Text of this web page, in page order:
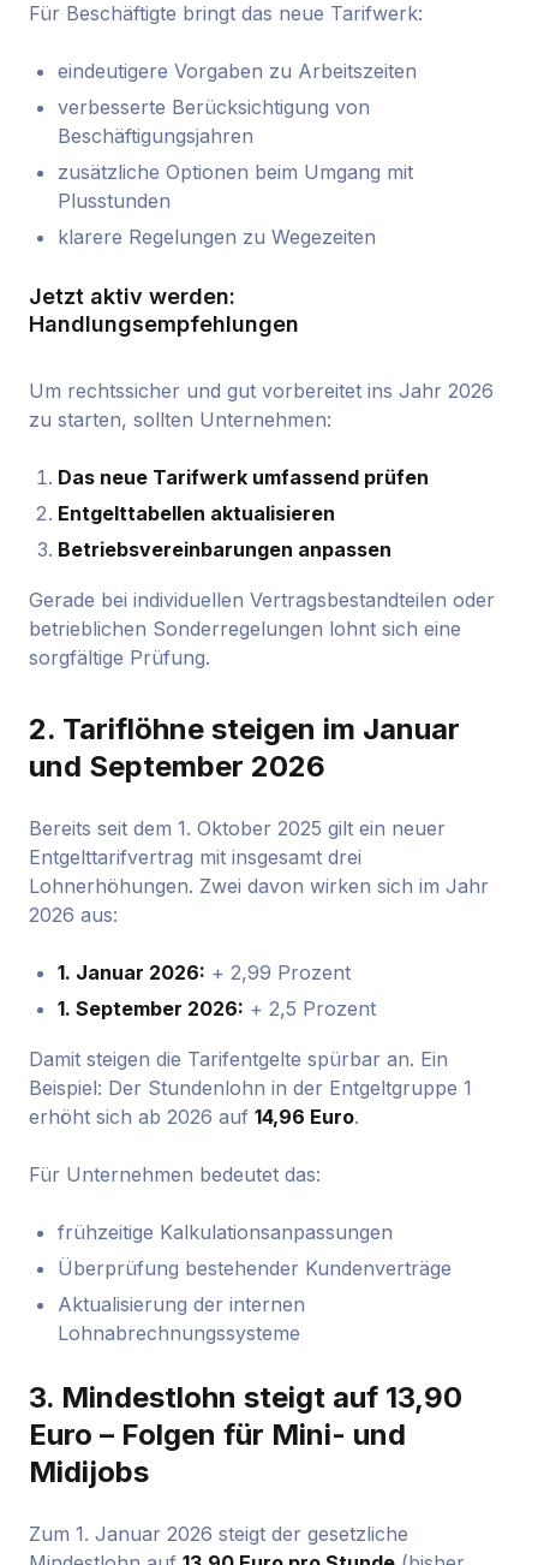
Für Beschäftigte bringt das neue Tarifwerk:
eindeutigere Vorgaben zu Arbeitszeiten
verbesserte Berücksichtigung von
Beschäftigungsjahren
zusätzliche Optionen beim Umgang mit
Plusstunden
klarere Regelungen zu Wegezeiten
Jetzt aktiv werden:
Handlungsempfehlungen
Um rechtssicher und gut vorbereitet ins Jahr 2026
zu starten, sollten Unternehmen:
Das neue Tarifwerk umfassend prüfen
Entgelttabellen aktualisieren
Betriebsvereinbarungen anpassen
Gerade bei individuellen Vertragsbestandteilen oder
betrieblichen Sonderregelungen lohnt sich eine
sorgfältige Prüfung.
2. Tariflöhne steigen im Januar
und September 2026
Bereits seit dem 1. Oktober 2025 gilt ein neuer
Entgelttarifvertrag mit insgesamt drei
Lohnerhöhungen. Zwei davon wirken sich im Jahr
2026 aus:
1. Januar 2026: + 2,99 Prozent
1. September 2026: + 2,5 Prozent
Damit steigen die Tarifentgelte spürbar an. Ein
Beispiel: Der Stundenlohn in der Entgeltgruppe 1
erhöht sich ab 2026 auf 14,96 Euro.
Für Unternehmen bedeutet das:
frühzeitige Kalkulationsanpassungen
Überprüfung bestehender Kundenverträge
Aktualisierung der internen
Lohnabrechnungssysteme
3. Mindestlohn steigt auf 13,90
Euro – Folgen für Mini- und
Midijobs
Zum 1. Januar 2026 steigt der gesetzliche